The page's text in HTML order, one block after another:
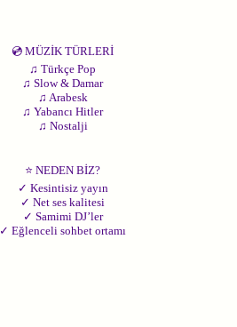
💿 MÜZİK TÜRLERİ
♫ Türkçe Pop
♫ Slow & Damar
♫ Arabesk
♫ Yabancı Hitler
♫ Nostalji
⭐ NEDEN BİZ?
✓ Kesintisiz yayın
✓ Net ses kalitesi
✓ Samimi DJ’ler
✓ Eğlenceli sohbet ortamı